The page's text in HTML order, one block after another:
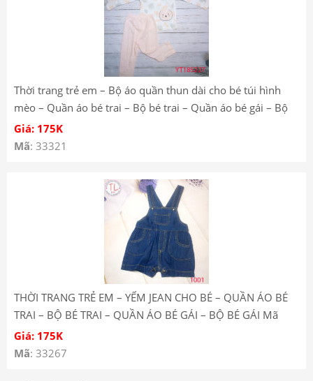
Thời trang trẻ em – Bộ áo quần thun dài cho bé túi hình
mèo – Quần áo bé trai – Bộ bé trai – Quần áo bé gái – Bộ
bé gái YT185227
Giá: 175K
Mã: 33321
THỜI TRANG TRẺ EM – YẾM JEAN CHO BÉ – QUẦN ÁO BÉ
TRAI – BỘ BÉ TRAI – QUẦN ÁO BÉ GÁI – BỘ BÉ GÁI Mã
1001
Giá: 175K
Mã: 33267